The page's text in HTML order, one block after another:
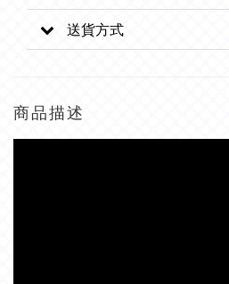
送貨方式
商品描述